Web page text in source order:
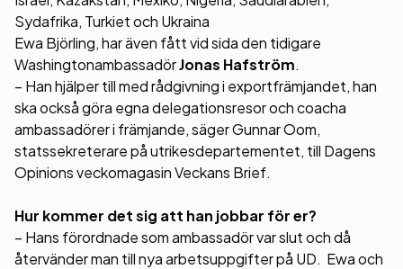
Sydafrika, Turkiet och Ukraina
Ewa Björling, har även fått vid sida den tidigare
WashingtonambassadörJonas Hafström.
– Han hjälper till med rådgivning i exportfrämjandet, han
ska också göra egna delegationsresor och coacha
ambassadörer i främjande, säger Gunnar Oom,
statssekreterare på utrikesdepartementet, till Dagens
Opinions veckomagasin Veckans Brief.
Hur kommer det sig att han jobbar för er?
– Hans förordnade som ambassadör var slut och då
återvänder man till nya arbetsuppgifter på UD. Ewa och